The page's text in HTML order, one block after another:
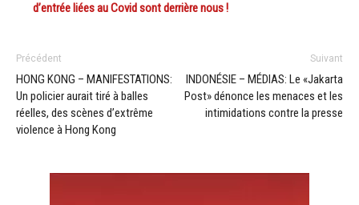
d’entrée liées au Covid sont derrière nous !
Précédent
HONG KONG – MANIFESTATIONS:
Un policier aurait tiré à balles
réelles, des scènes d’extrême
violence à Hong Kong
Suivant
INDONÉSIE – MÉDIAS: Le «Jakarta
Post» dénonce les menaces et les
intimidations contre la presse